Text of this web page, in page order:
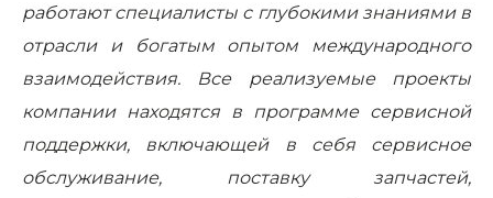
работают специалисты с глубокими знаниями в
отрасли и богатым опытом международного
взаимодействия. Все реализуемые проекты
компании находятся в программе сервисной
поддержки, включающей в себя сервисное
обслуживание, поставку запчастей,